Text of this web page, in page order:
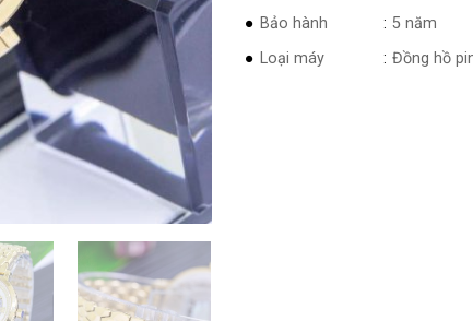
Bảo hành
5 năm
Loại máy
Đồng hồ